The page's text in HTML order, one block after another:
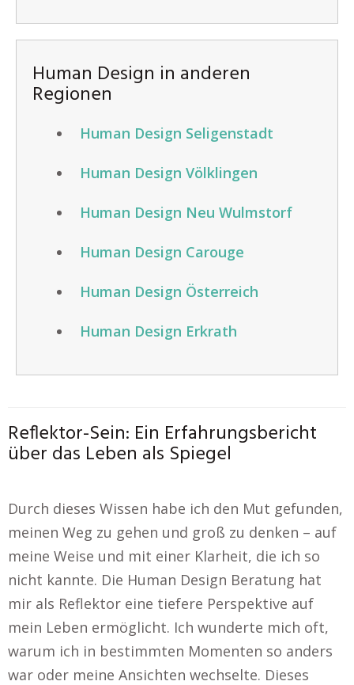
Human Design in anderen
Regionen
Human Design Seligenstadt
Human Design Völklingen
Human Design Neu Wulmstorf
Human Design Carouge
Human Design Österreich
Human Design Erkrath
Reflektor-Sein: Ein Erfahrungsbericht
über das Leben als Spiegel
Durch dieses Wissen habe ich den Mut gefunden,
meinen Weg zu gehen und groß zu denken – auf
meine Weise und mit einer Klarheit, die ich so
nicht kannte. Die Human Design Beratung hat
mir als Reflektor eine tiefere Perspektive auf
mein Leben ermöglicht. Ich wunderte mich oft,
warum ich in bestimmten Momenten so anders
war oder meine Ansichten wechselte. Dieses